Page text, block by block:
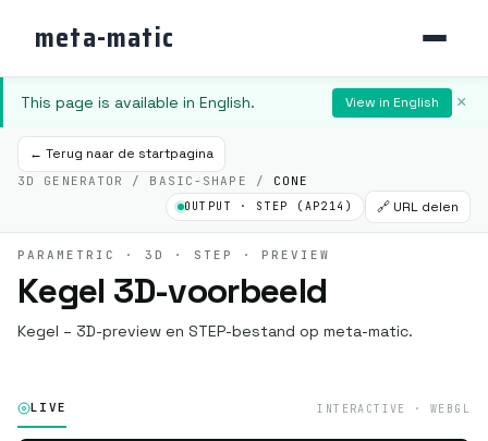
meta-matic
This page is available in English. View in English ×
← Terug naar de startpagina
3D GENERATOR / BASIC-SHAPE / CONE
OUTPUT · STEP (AP214) 🔗 URL delen
PARAMETRIC · 3D · STEP · PREVIEW
Kegel 3D-voorbeeld
Kegel – 3D-preview en STEP-bestand op meta-matic.
LIVE INTERACTIVE · WEBGL